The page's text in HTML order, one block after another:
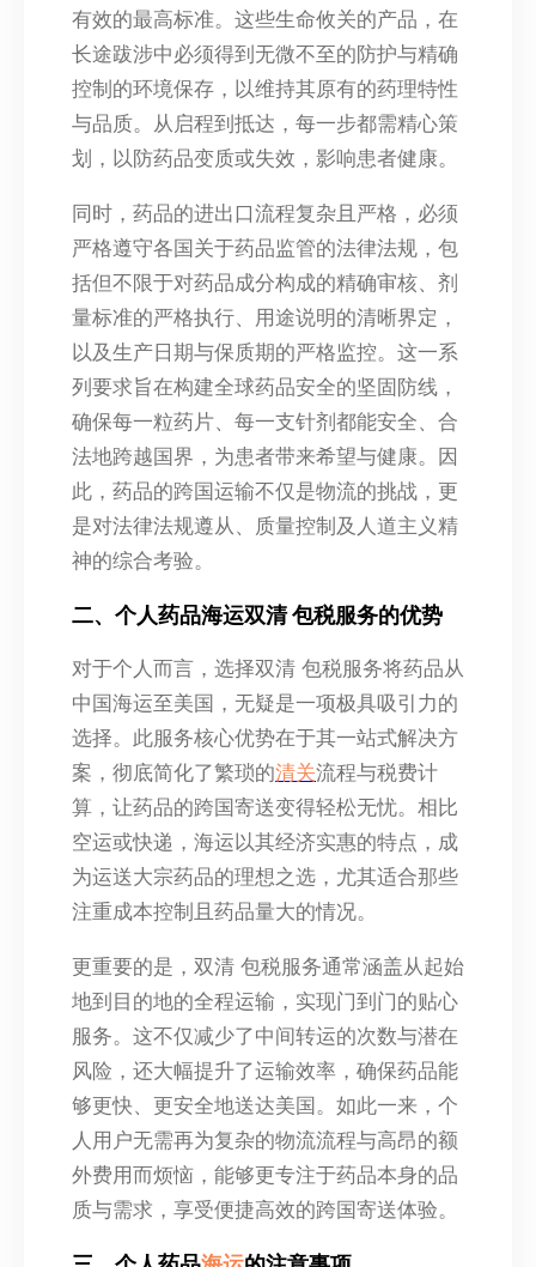
有效的最高标准。这些生命攸关的产品，在
长途跋涉中必须得到无微不至的防护与精确
控制的环境保存，以维持其原有的药理特性
与品质。从启程到抵达，每一步都需精心策
划，以防药品变质或失效，影响患者健康。
同时，药品的进出口流程复杂且严格，必须
严格遵守各国关于药品监管的法律法规，包
括但不限于对药品成分构成的精确审核、剂
量标准的严格执行、用途说明的清晰界定，
以及生产日期与保质期的严格监控。这一系
列要求旨在构建全球药品安全的坚固防线，
确保每一粒药片、每一支针剂都能安全、合
法地跨越国界，为患者带来希望与健康。因
此，药品的跨国运输不仅是物流的挑战，更
是对法律法规遵从、质量控制及人道主义精
神的综合考验。
二、个人药品海运双清 包税服务的优势
对于个人而言，选择双清 包税服务将药品从
中国海运至美国，无疑是一项极具吸引力的
选择。此服务核心优势在于其一站式解决方
案，彻底简化了繁琐的清关流程与税费计
算，让药品的跨国寄送变得轻松无忧。相比
空运或快递，海运以其经济实惠的特点，成
为运送大宗药品的理想之选，尤其适合那些
注重成本控制且药品量大的情况。
更重要的是，双清 包税服务通常涵盖从起始
地到目的地的全程运输，实现门到门的贴心
服务。这不仅减少了中间转运的次数与潜在
风险，还大幅提升了运输效率，确保药品能
够更快、更安全地送达美国。如此一来，个
人用户无需再为复杂的物流流程与高昂的额
外费用而烦恼，能够更专注于药品本身的品
质与需求，享受便捷高效的跨国寄送体验。